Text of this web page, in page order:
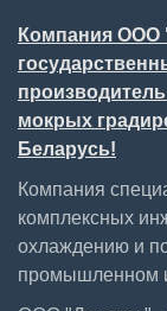
Компания ООО
мокрых
Беларусь!
Компания
комплексных
охлаждению и
промышленном